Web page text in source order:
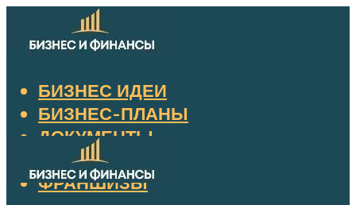
БИЗНЕС ИДЕИ
БИЗНЕС-ПЛАНЫ
ДОКУМЕНТЫ
НАЛОГИ
ФРАНШИЗЫ